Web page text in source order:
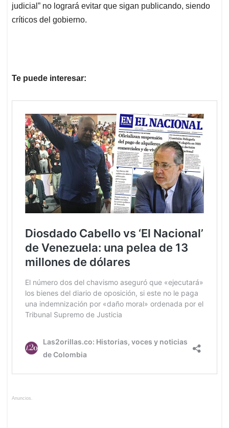
judicial” no logrará evitar que sigan publicando, siendo
críticos del gobierno.
Te puede interesar:
Anuncios.